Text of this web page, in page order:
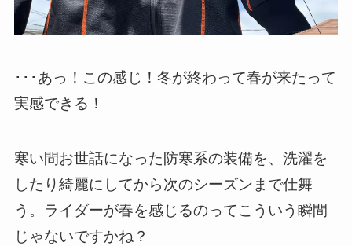
･･･あっ！この感じ！冬が終わって春が来たって
実感できる！
寒い間お世話になった防寒系の装備を、洗濯を
したり綺麗にしてから次のシーズンまで仕舞
う。ライダーが春を感じるのってこういう瞬間
じゃないですかね？